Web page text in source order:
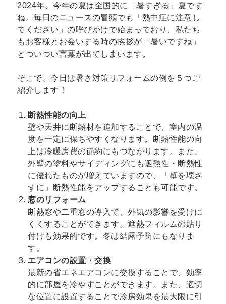
2024年、今年の夏は全国的に「暑すぎる」夏です
ね。毎日のニュースの冒頭でも「熱中症に注意し
てください」の呼びかけで始まっており、私たち
もお客様とお会いする時の挨拶が「暑いですね」
とついつい言葉が出てしまいます。
そこで、今日は暑さ対策リフォームの例を５つご
紹介します！
断熱性能の向上
壁や天井に断熱材を追加することで、室内の温
度を一定に保ちやすくなります。断熱性能の向
上は冷暖房費の節約にもつながります。また、
外壁の塗料やサイディングにも遮熱性・断熱性
に優れたものが増えていますので、「壁を壊さ
ずに」断熱性能をアップすることも可能です。
窓のリフォーム
断熱窓や二重窓の導入で、外気の影響を受けに
くくすることができます。遮熱フィルムの貼り
付けも効果的です。冬は結露予防にもなりま
す。
エアコンの設置・交換
最新の省エネエアコンに交換することで、効率
的に部屋を冷やすことができます。また、適切
な位置に設置することで冷房効果を最大限に引